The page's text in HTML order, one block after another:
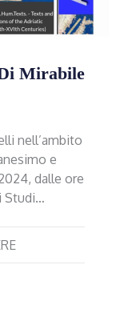
Mirabile
nell’ambito
e
dalle ore
Studi…